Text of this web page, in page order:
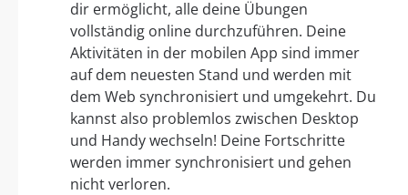
dir ermöglicht, alle deine Übungen
vollständig online durchzuführen. Deine
Aktivitäten in der mobilen App sind immer
auf dem neuesten Stand und werden mit
dem Web synchronisiert und umgekehrt. Du
kannst also problemlos zwischen Desktop
und Handy wechseln! Deine Fortschritte
werden immer synchronisiert und gehen
nicht verloren.